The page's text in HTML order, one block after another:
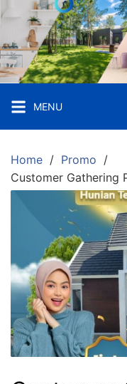
content
Veda
Smart
Green
Village
Hunian
Pintar
Strategis
Dramaga
Bogor
MENU
Home
Promo
Customer Gathering